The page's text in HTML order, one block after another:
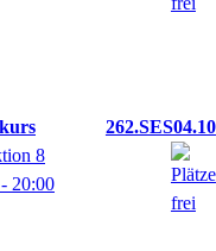
262.SES04.10
8
- 20:00